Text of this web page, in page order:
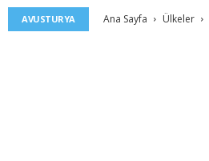
AVUSTURYA Ana Sayfa Ülkeler